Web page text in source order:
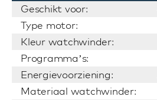
Geschikt voor:
Type motor:
Kleur watchwinder:
Programma’s:
Energievoorziening:
Materiaal watchwinder: